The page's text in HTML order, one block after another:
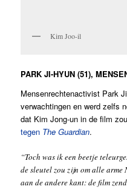
Kim Joo-il
PARK JI-HYUN (51),
Mensenrechtenactivist Park
verwachtingen en werd zelfs
dat Kim Jong-un in de film
tegen The Guardian.
“Toch was ik een beetje
de sleutel zou zijn om alle
aan de andere kant: de film